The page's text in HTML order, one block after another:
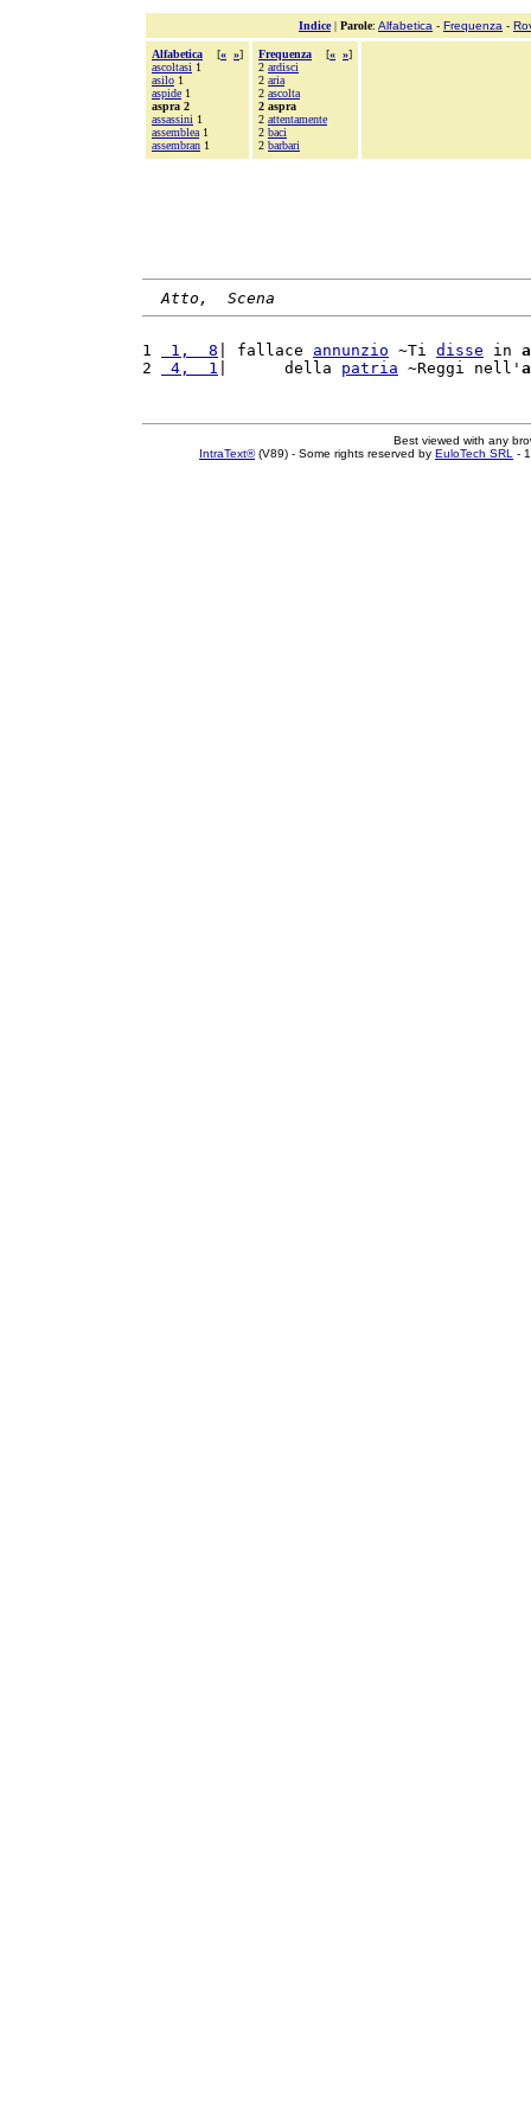
Indice| Parole: Alfabetica - Frequenza -
Alfabetica [« »]
ascoltasi 1
asilo 1
aspide 1
aspra 2
assassini 1
assemblea 1
assembran 1
Frequenza [« »]
2 ardisci
2 aria
2 ascolta
2 aspra
2 attentamente
2 baci
2 barbari
Atto,  Scena
1 1,  8 | fallace annunzio ~Ti disse in
2
4,  1 |      della patria ~Reggi nell'
Best viewed with any
IntraText®(V89) - Some rights reserved by EuloTech SRL -